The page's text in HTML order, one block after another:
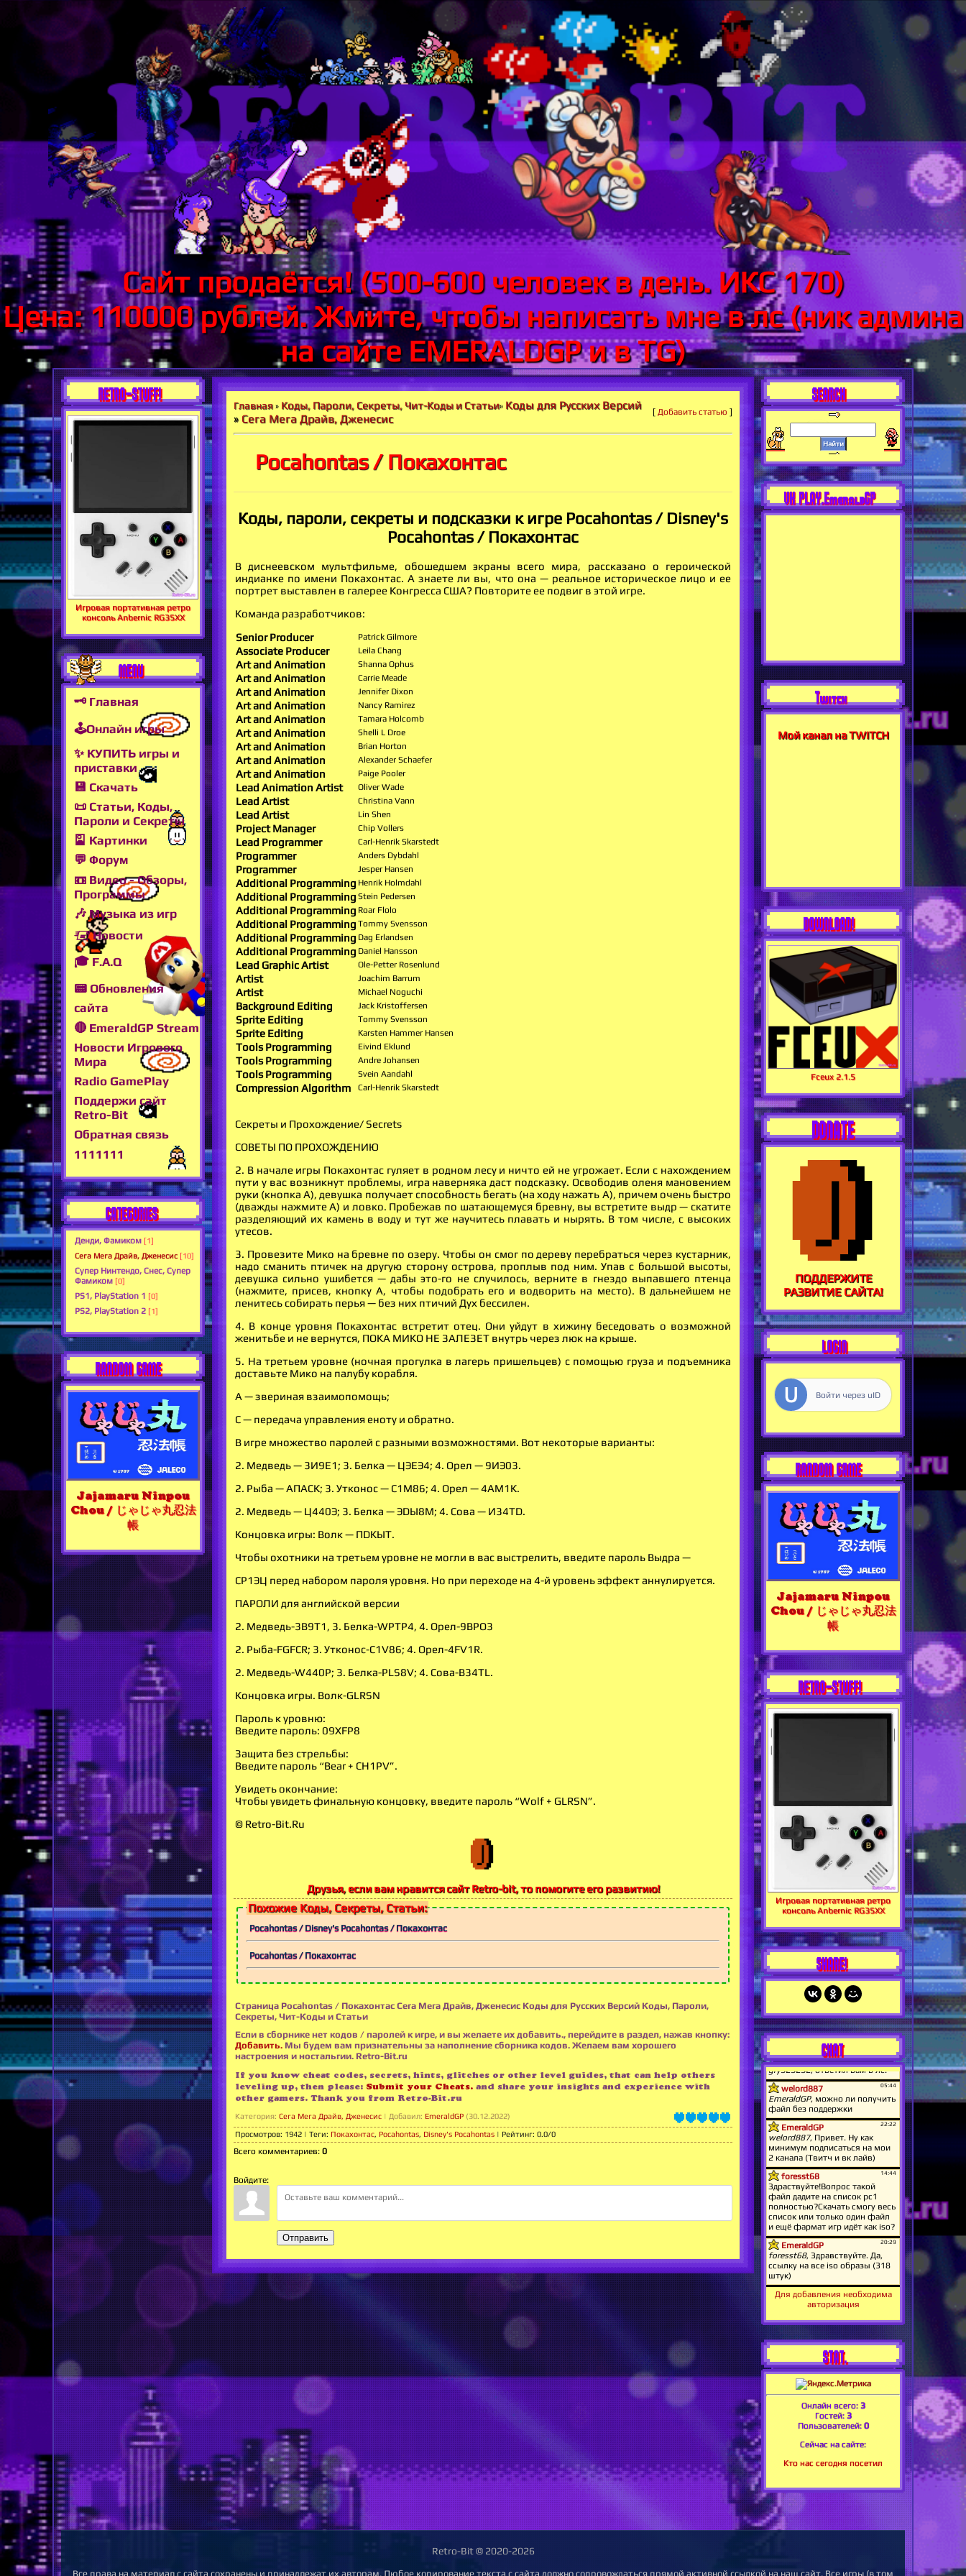
Сайт продаётся! (500-600 человек в день. ИКС 170)
Цена: 110000 рублей. Жмите, чтобы написать мне в лс (ник админа
на сайте EMERALDGP и в TG)
RETRO-STUFF!
Игровая портативная ретро
консоль Anbernic RG35XX
MENU
🗝 Главная
🕹Онлайн игры
✨ КУПИТЬ игры и
приставки
💾 Скачать
📜 Статьи, Коды,
Пароли и Секреты
🎴 Картинки
💬 Форум
📼 Видео - Обзоры,
Программы
🎶 Музыка из игр
🖅 Новости
🎓 F.A.Q
📟 Обновления
сайта
🔴 EmeraldGP Stream
Новости Игрового
Мира
Radio GamePlay
Поддержи сайт
Retro-Bit
Обратная связь
1111111
CATEGORIES
Денди, Фамиком [1]
Сега Мега Драйв, Дженесис [10]
Супер Нинтендо, Снес, Супер
Фамиком [0]
PS1, PlayStation 1 [0]
PS2, PlayStation 2 [1]
RANDOM GAME
Jajamaru Ninpou
Chou / じゃじゃ丸忍法
帳
Главная » Коды, Пароли, Секреты, Чит-Коды и Статьи» Коды для Русских Версий
» Сега Мега Драйв, Дженесис [ Добавить статью ]
Pocahontas / Покахонтас
Коды, пароли, секреты и подсказки к игре Pocahontas / Disney's
Pocahontas / Покахонтас
В диснеевском мультфильме, обошедшем экраны всего мира, рассказано о героической
индианке по имени Покахонтас. А знаете ли вы, что она — реальное историческое лицо и ее
портрет выставлен в галерее Конгресса США? Повторите ее подвиг в этой игре.
Команда разработчиков:
Senior Producer
Patrick Gilmore
Associate Producer Leila Chang
Art and Animation Shanna Ophus
Art and Animation Carrie Meade
Art and Animation Jennifer Dixon
Art and Animation Nancy Ramirez
Art and Animation Tamara Holcomb
Art and Animation Shelli L Droe
Art and Animation Brian Horton
Art and Animation Alexander Schaefer
Art and Animation Paige Pooler
Lead Animation Artist Oliver Wade
Lead Artist Christina Vann
Lead Artist Lin Shen
Project Manager Chip Vollers
Lead Programmer Carl-Henrik Skarstedt
Programmer Anders Dybdahl
Programmer Jesper Hansen
Additional Programming Henrik Holmdahl
Additional Programming Stein Pedersen
Additional Programming Roar Flolo
Additional Programming Tommy Svensson
Additional Programming Dag Erlandsen
Additional Programming Daniel Hansson
Lead Graphic Artist Ole-Petter Rosenlund
Artist Joachim Barrum
Artist Michael Noguchi
Background Editing Jack Kristoffersen
Sprite Editing Tommy Svensson
Sprite Editing Karsten Hammer Hansen
Tools Programming Eivind Eklund
Tools Programming Andre Johansen
Tools Programming Svein Aandahl
Compression Algorithm Carl-Henrik Skarstedt
Секреты и Прохождение/ Secrets
СОВЕТЫ ПО ПРОХОЖДЕНИЮ
2. В начале игры Покахонтас гуляет в родном лесу и ничто ей не угрожает. Если с нахождением
пути у вас возникнут проблемы, игра наверняка даст подсказку. Освободив оленя мановением
руки (кнопка A), девушка получает способность бегать (на ходу нажать A), причем очень быстро
(дважды нажмите A) и ловко. Пробежав по шатающемуся бревну, вы встретите выдр — скатите
разделяющий их камень в воду и тут же научитесь плавать и нырять. В том числе, с высоких
утесов.
3. Провезите Мико на бревне по озеру. Чтобы он смог по дереву перебраться через кустарник,
надо сманить птичек на другую сторону острова, проплыв под ним. Упав с большой высоты,
девушка сильно ушибется — дабы это-го не случилось, верните в гнездо выпавшего птенца
(нажмите, присев, кнопку A, чтобы подобрать его и водворить на место). В дальнейшем не
ленитесь собирать перья — без них птичий Дух бессилен.
4. В конце уровня Покахонтас встретит отец. Они уйдут в хижину беседовать о возможной
женитьбе и не вернутся, ПОКА МИКО НЕ ЗАЛЕЗЕТ внутрь через люк на крыше.
5. На третьем уровне (ночная прогулка в лагерь пришельцев) с помощью груза и подъемника
доставьте Мико на палубу корабля.
A — звериная взаимопомощь;
C — передача управления еноту и обратно.
В игре множество паролей с разными возможностями. Вот некоторые варианты:
2. Медведь — 3И9Е1; 3. Белка — ЦЭЕЭ4; 4. Орел — 9ИЭ03.
2. Рыба — АПАСК; 3. Утконос — С1М86; 4. Орел — 4АМ1К.
2. Медведь — Ц440Э; 3. Белка — ЭDЫ8М; 4. Сова — И34ТD.
Концовка игры: Волк — ПDКЫТ.
Чтобы охотники на третьем уровне не могли в вас выстрелить, введите пароль Выдра —
СР1ЭЦ перед набором пароля уровня. Но при переходе на 4-й уровень эффект аннулируется.
ПАРОЛИ для английской версии
2. Медведь-3B9T1, 3. Белка-WPTP4, 4. Орел-9BPO3
2. Рыба-FGFCR; 3. Утконос-C1V86; 4. Орел-4FV1R.
2. Медведь-W440P; 3. Белка-PLS8V; 4. Сова-B34TL.
Концовка игры. Волк-GLRSN
Пароль к уровню:
Введите пароль: 09XFP8
Защита без стрельбы:
Введите пароль “Bear + CH1PV”.
Увидеть окончание:
Чтобы увидеть финальную концовку, введите пароль “Wolf + GLRSN”.
© Retro-Bit.Ru
Друзья, если вам нравится сайт Retro-bit, то помогите его развитию!
Похожие Коды, Секреты, Статьи:
Pocahontas / Disney's Pocahontas / Покахонтас
Pocahontas / Покахонтас
Страница Pocahontas / Покахонтас Сега Мега Драйв, Дженесис Коды для Русских Версий Коды, Пароли,
Секреты, Чит-Коды и Статьи
Если в сборнике нет кодов / паролей к игре, и вы желаете их добавить., перейдите в раздел, нажав кнопку:
Добавить. Мы будем вам признательны за наполнение сборника кодов. Желаем вам хорошего
настроения и ностальгии. Retro-Bit.ru
If you know cheat codes, secrets, hints, glitches or other level guides, that can help others
leveling up, then please: Submit your Cheats. and share your insights and experience with
other gamers. Thank you from Retro-Bit.ru
Категория: Сега Мега Драйв, Дженесис | Добавил: EmeraldGP (30.12.2022)
Просмотров: 1942 | Теги: Покахонтас, Pocahontas, Disney's Pocahontas | Рейтинг: 0.0/0
Всего комментариев: 0
Войдите:
Отправить
SEARCH
VK PLAY.EmeraldGP
Twitch
Мой канал на TWITCH
DOWNLOAD!
Fceux 2.1.5
DONATE
ПОДДЕРЖИТЕ
РАЗВИТИЕ САЙТА!
LOGIN
Войти через uID
RANDOM GAME
Jajamaru Ninpou
Chou / じゃじゃ丸忍法
帳
RETRO-STUFF!
Игровая портативная ретро
консоль Anbernic RG35XX
SHARE!
CHAT
Для добавления необходима
авторизация
STAT.
Онлайн всего: 3
Гостей: 3
Пользователей: 0
Сейчас на сайте:
Кто нас сегодня посетил
Retro-Bit © 2020-2026
Все права на материал с сайта сохранены и принадлежат их авторам. Любое копирование текста с сайта должно сопровождаться прямой активной ссылкой на наш сайт. Все игры (в том